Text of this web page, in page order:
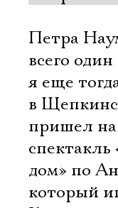
Петра
всего
я еще
в
пришел
дом» по
который